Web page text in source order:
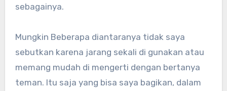
sebagainya.
Mungkin Beberapa diantaranya tidak saya
sebutkan karena jarang sekali di gunakan atau
memang mudah di mengerti dengan bertanya
teman. Itu saja yang bisa saya bagikan, dalam